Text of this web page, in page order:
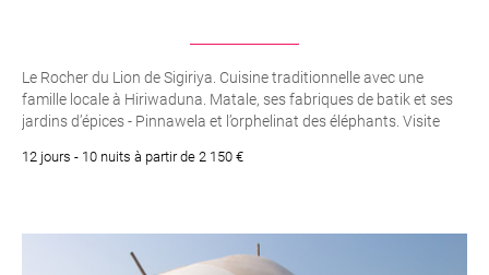
Le Rocher du Lion de Sigiriya. Cuisine traditionnelle avec une
famille locale à Hiriwaduna. Matale, ses fabriques de batik et ses
jardins d’épices - Pinnawela et l’orphelinat des éléphants. Visite
Dambulla. Le fort portugais de Galle. Le Temple de la Dent à Kandy.
12 jours - 10 nuits à partir de 2 150 €